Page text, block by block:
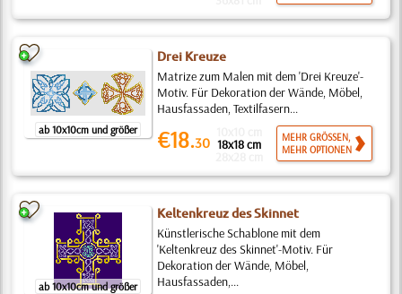
ab 10x10cm und größer
Drei Kreuze
Matrize zum Malen mit dem 'Drei Kreuze'-
Motiv. Für Dekoration der Wände, Möbel,
Hausfassaden, Textilfasern...
€18.30 18x18 cm
MEHR GRÖSSEN,
MEHR OPTIONEN
ab 10x10cm und größer
Keltenkreuz des Skinnet
Künstlerische Schablone mit dem
'Keltenkreuz des Skinnet'-Motiv. Für
Dekoration der Wände, Möbel,
Hausfassaden,...